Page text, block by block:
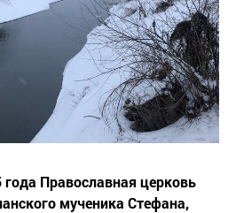
года Православная церковь
мученика Стефана,